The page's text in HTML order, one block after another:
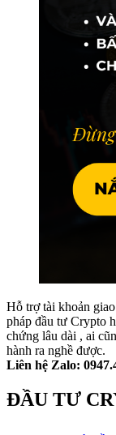
Hỗ trợ tài khoản
pháp đầu tư Crypto
chứng lâu dài , ai
hành ra nghề được.
Liên hệ Zalo:
ĐẦU TƯ